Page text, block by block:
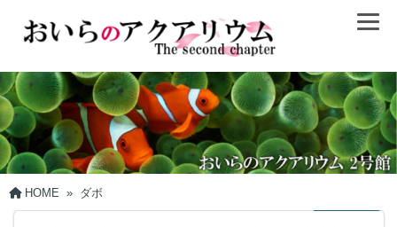
HOME » ダボ